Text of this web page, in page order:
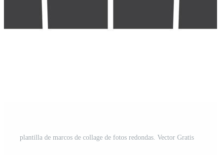
plantilla de marcos de collage de fotos redondas. Vector Gratis